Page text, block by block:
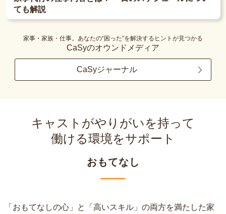
ても解説
家事・家族・仕事。あなたの“困った”を解決するヒントが見つかる
CaSyのオウンドメディア
CaSyジャーナル
キャストがやりがいを持って
働ける環境をサポート
おもてなし
「おもてなしの心」と「高いスキル」の両方を満たした家